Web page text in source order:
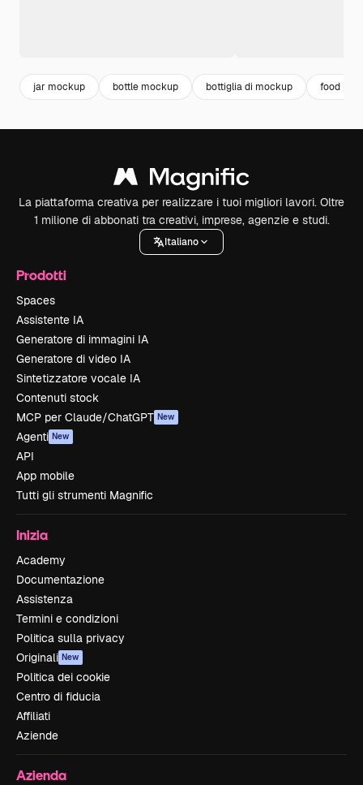
jar mockup bottle mockup bottiglia di mockup food
La piattaforma creativa per realizzare i tuoi migliori lavori. Oltre
1 milione di abbonati tra creativi, imprese, agenzie e studi.
Italiano
Prodotti
Spaces
Assistente IA
Generatore di immagini IA
Generatore di video IA
Sintetizzatore vocale IA
Contenuti stock
MCP per Claude/ChatGPT New
Agenti New
API
App mobile
Tutti gli strumenti Magnific
Inizia
Academy
Documentazione
Assistenza
Termini e condizioni
Politica sulla privacy
Originali New
Politica dei cookie
Centro di fiducia
Affiliati
Aziende
Azienda